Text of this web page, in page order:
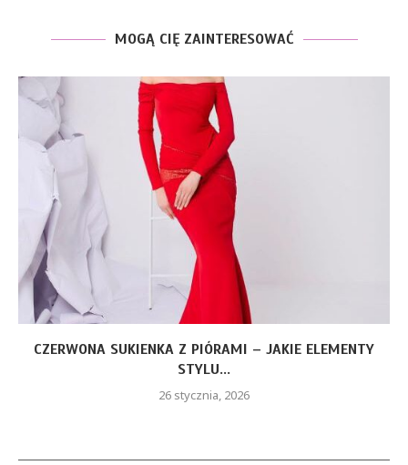
MOGĄ CIĘ ZAINTERESOWAĆ
CZERWONA SUKIENKA Z PIÓRAMI – JAKIE ELEMENTY
STYLU...
26 stycznia, 2026